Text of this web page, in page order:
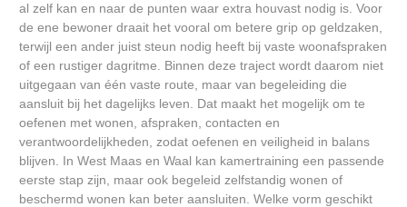
al zelf kan en naar de punten waar extra houvast nodig is. Voor
de ene bewoner draait het vooral om betere grip op geldzaken,
terwijl een ander juist steun nodig heeft bij vaste woonafspraken
of een rustiger dagritme. Binnen deze traject wordt daarom niet
uitgegaan van één vaste route, maar van begeleiding die
aansluit bij het dagelijks leven. Dat maakt het mogelijk om te
oefenen met wonen, afspraken, contacten en
verantwoordelijkheden, zodat oefenen en veiligheid in balans
blijven. In West Maas en Waal kan kamertraining een passende
eerste stap zijn, maar ook begeleid zelfstandig wonen of
beschermd wonen kan beter aansluiten. Welke vorm geschikt